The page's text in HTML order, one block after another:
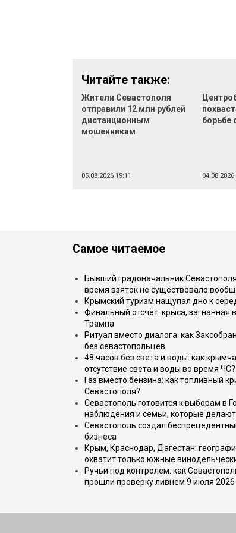
Читайте также:
Жители Севастополя
отправили 12 млн рублей
дистанционным
мошенникам
05.08.2026 19:11
борьбе
04.08.2026
Самое читаемое
Бывший градоначальник
время взяток не существовало
Крымский туризм нащупал дно к
Финальный отсчёт: крыса, загнанная
Трампа
Ритуал вместо диалога: как
без севастопольцев
48 часов без света и воды: как
отсутствие света и воды во время ЧС?
Газ вместо бензина: как топливный
Севастополя?
Севастополь готовится к выборам в
наблюдения и семьи, которые делают
Севастополь создал
бизнеса
Крым, Краснодар, Дагестан:
охватит только южные
Ручьи под контролем: как
прошли проверку ливнем 9 июля 2026